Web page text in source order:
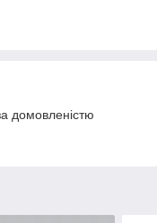
домовленістю